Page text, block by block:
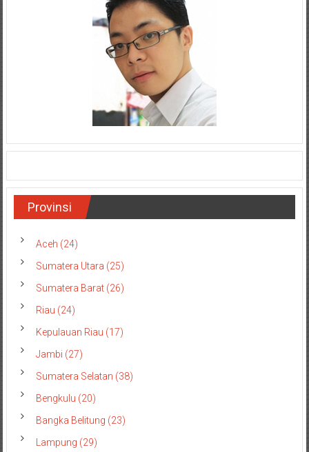
Provinsi
Aceh (24)
Sumatera Utara (25)
Sumatera Barat (26)
Riau (24)
Kepulauan Riau (17)
Jambi (27)
Sumatera Selatan (38)
Bengkulu (20)
Bangka Belitung (23)
Lampung (29)